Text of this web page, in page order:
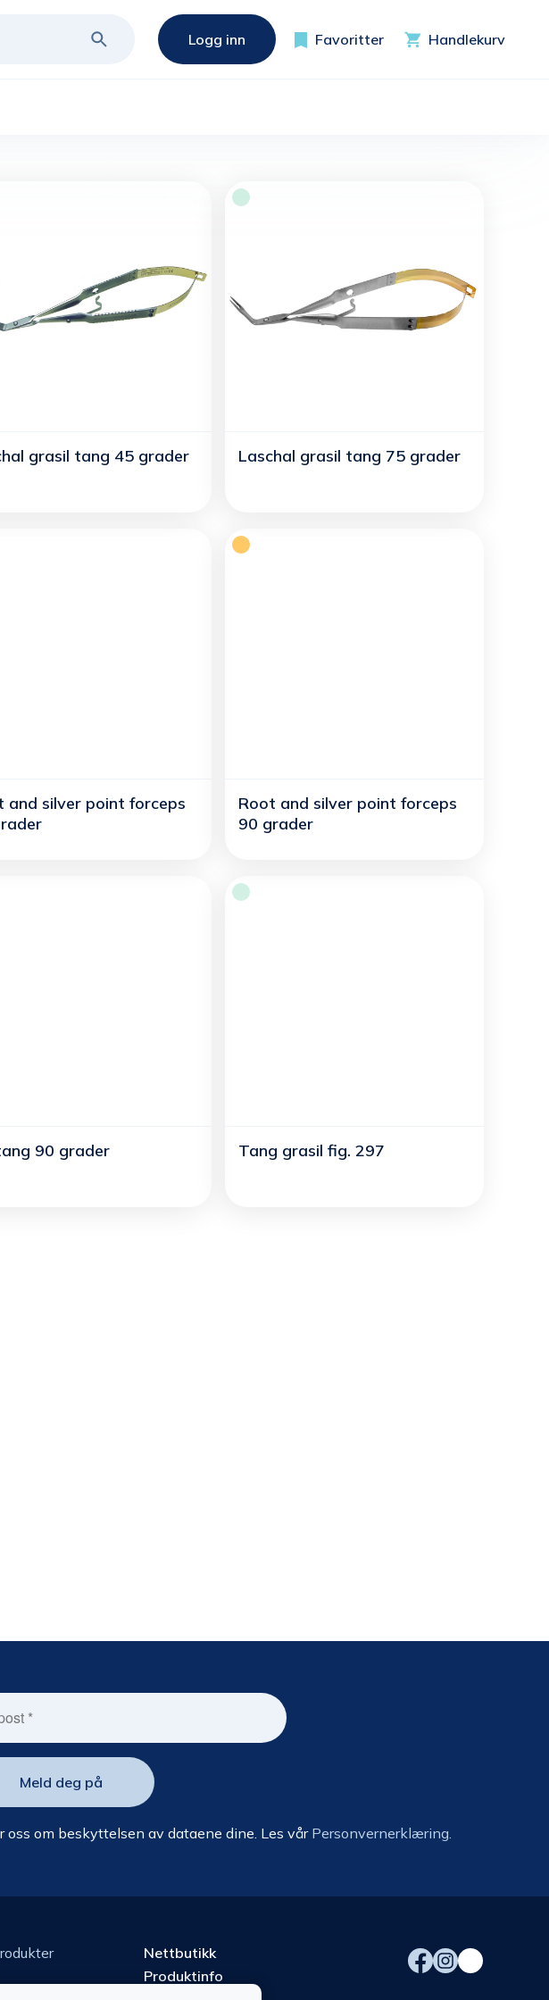
Logg inn Favoritter Handlekurv
grasil tang 45 grader Laschal grasil tang 75 grader
and silver point forceps
Root and silver point forceps
90 grader
90 grader Tang grasil fig. 297
oss om beskyttelsen av dataene dine. Les vårPersonvernerklæring.
Nettbutikk
Produktinfo